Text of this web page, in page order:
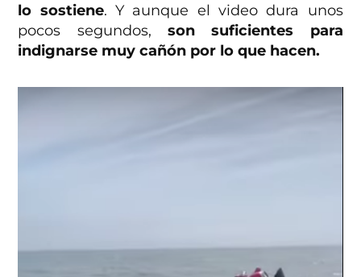
lo sostiene. Y aunque el video dura unos
pocos segundos, son suficientes para
indignarse muy cañón por lo que hacen.